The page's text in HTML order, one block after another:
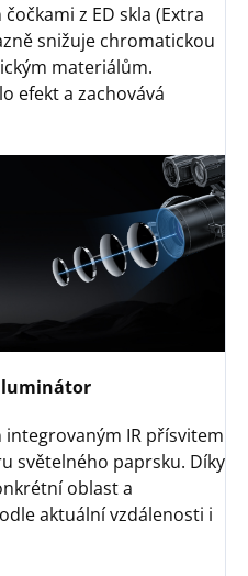
z ED skla (Extra
snižuje chromatickou
materiálům.
efekt a zachovává
integrovaným IR přísvitem
světelného paprsku. Díky
oblast a
aktuální vzdálenosti i